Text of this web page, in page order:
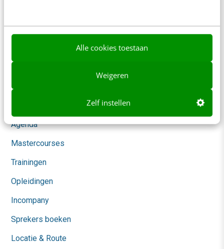
Alle cookies toestaan
Weigeren
Zelf instellen
Marketing
Themanieuwsbrieven
Agenda
Mastercourses
Trainingen
Opleidingen
Incompany
Sprekers boeken
Locatie & Route